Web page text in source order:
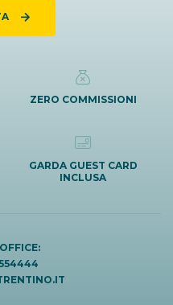
ZERO COMMISSIONI
GARDA GUEST CARD
INCLUSA